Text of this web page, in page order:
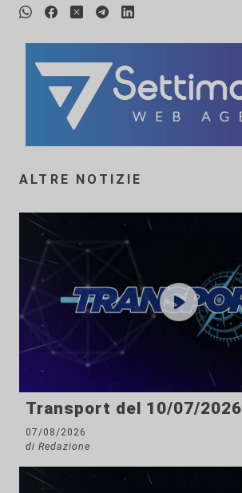
ALTRE NOTIZIE
Transport del 10/07/2026
07/08/2026
di Redazione